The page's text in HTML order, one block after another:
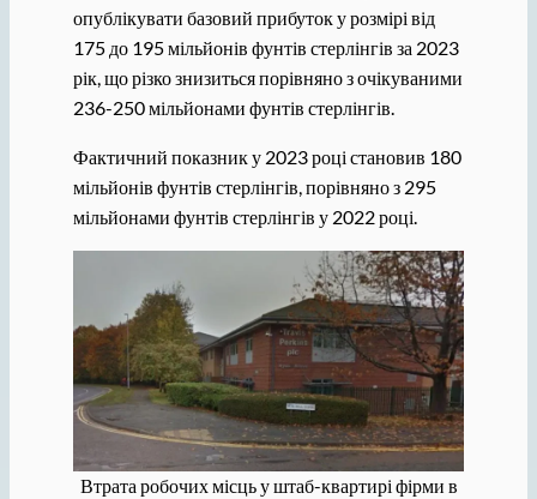
опублікувати базовий прибуток у розмірі від
175 до 195 мільйонів фунтів стерлінгів за 2023
рік, що різко знизиться порівняно з очікуваними
236-250 мільйонами фунтів стерлінгів.
Фактичний показник у 2023 році становив 180
мільйонів фунтів стерлінгів, порівняно з 295
мільйонами фунтів стерлінгів у 2022 році.
Втрата робочих місць у штаб-квартирі фірми в